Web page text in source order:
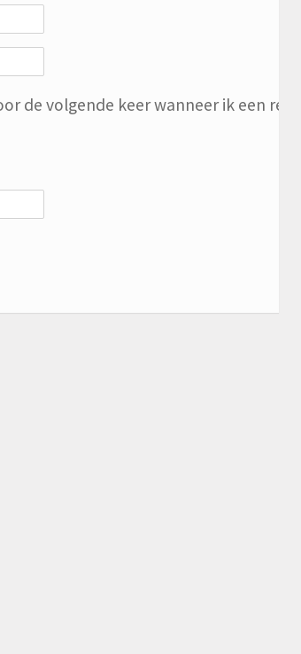
de volgende keer wanneer ik een